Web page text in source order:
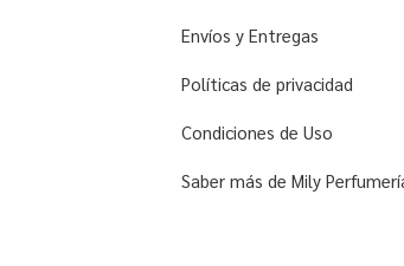
Envíos y Entregas
Políticas de privacidad
Condiciones de Uso
Saber más de Mily